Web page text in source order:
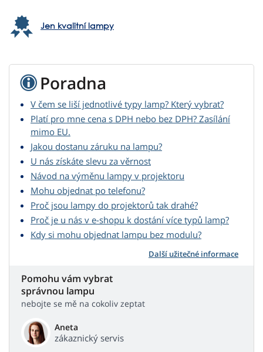
Jen kvalitní lampy
Poradna
V čem se liší jednotlivé typy lamp? Který vybrat?
Platí pro mne cena s DPH nebo bez DPH? Zasílání
mimo EU.
Jakou dostanu záruku na lampu?
U nás získáte slevu za věrnost
Návod na výměnu lampy v projektoru
Mohu objednat po telefonu?
Proč jsou lampy do projektorů tak drahé?
Proč je u nás v e-shopu k dostání více typů lamp?
Kdy si mohu objednat lampu bez modulu?
Další užitečné informace
Pomohu vám vybrat
správnou lampu
nebojte se mě na cokoliv zeptat
Aneta
zákaznický servis